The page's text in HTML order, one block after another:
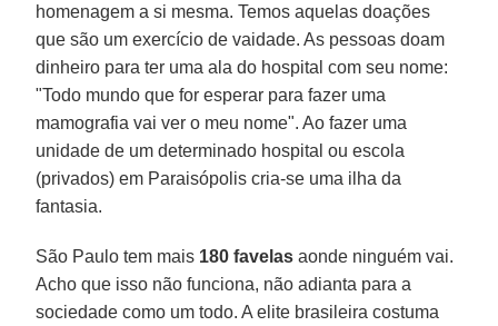
homenagem a si mesma. Temos aquelas doações
que são um exercício de vaidade. As pessoas doam
dinheiro para ter uma ala do hospital com seu nome:
"Todo mundo que for esperar para fazer uma
mamografia vai ver o meu nome". Ao fazer uma
unidade de um determinado hospital ou escola
(privados) em Paraisópolis cria-se uma ilha da
fantasia.
São Paulo tem mais 180 favelas aonde ninguém vai.
Acho que isso não funciona, não adianta para a
sociedade como um todo. A elite brasileira costuma